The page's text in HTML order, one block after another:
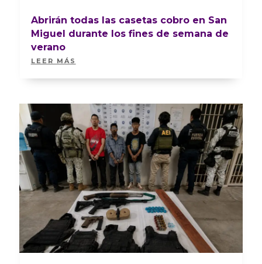
Abrirán todas las casetas cobro en San
Miguel durante los fines de semana de
verano
LEER MÁS